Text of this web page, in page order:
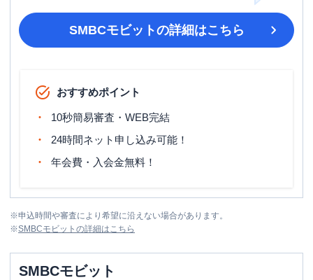
SMBCモビットの詳細はこちら
おすすめポイント
10秒簡易審査・WEB完結
24時間ネット申し込み可能！
年会費・入会金無料！
※申込時間や審査により希望に沿えない場合があります。
※SMBCモビット の詳細はこちら
SMBCモビット